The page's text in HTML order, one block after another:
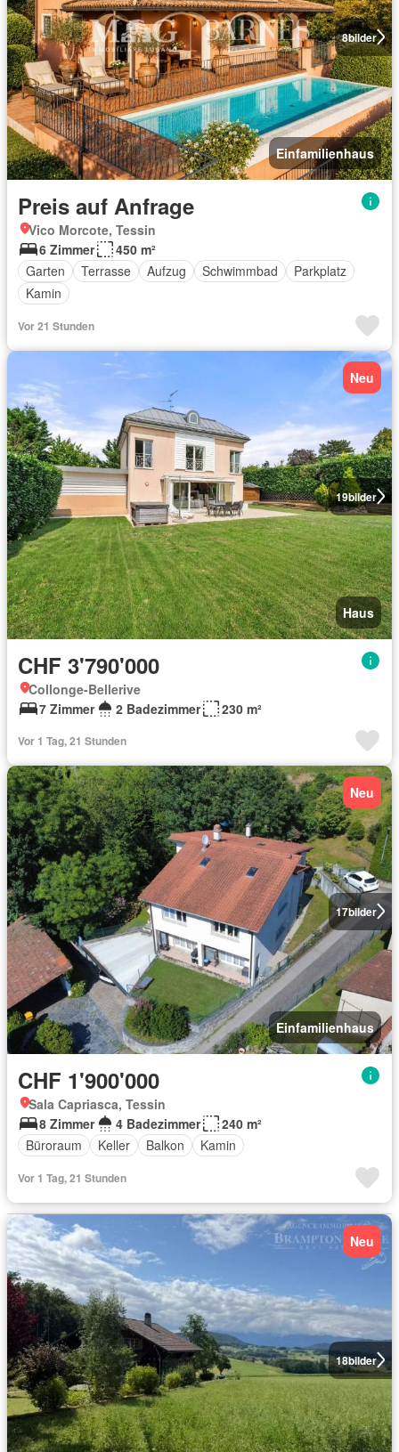
8bilder
Einfamilienhaus
Preis auf Anfrage
Vico Morcote, Tessin
6 Zimmer
450 m²
Garten
Terrasse Aufzug Schwimmbad
Parkplatz
Kamin
Vor 21 Stunden
19bilder
Neu
Haus
CHF 3'790'000
Collonge-Bellerive
7 Zimmer
2 Badezimmer 230 m²
Vor 1 Tag, 21 Stunden
17bilder
Neu
Einfamilienhaus
CHF 1'900'000
Sala Capriasca, Tessin
8 Zimmer
4 Badezimmer
240 m²
Büroraum
Keller Balkon Kamin
Vor 1 Tag, 21 Stunden
18bilder
Neu